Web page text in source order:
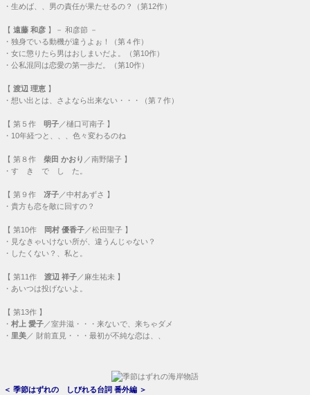
・ 生めば、、男の責任が果たせるの？（第12作）
【 遠藤 和彦 】－ 和彦節 －
・ 独身でいる動機が違うよぉ！（第４作）
・ 女に懲りたら男はおしまいだよ。（第10作）
・ 公私混同は恋愛の第一歩だ。（第10作）
【 渡辺 理恵 】
・ 想い出とは、さよなら出来ない・・・（第７作）
【 第５作 明子 ／樋口可南子 】
・ 10年経つと、、、色々変わるのね
【 第８作 柴田 かおり ／南野陽子 】
・ す き で し た。
【 第９作 冴子 ／中村あずさ 】
・ 貴方も恋を敵に回すの？
【 第10作 岡村 優香子 ／松田聖子 】
・ 見なきゃいけない所が、違うんじゃない？
・
したくない？、私と。
【 第11作 渡辺 祥子 ／麻生祐未 】
・ あいつは投げないよ。
【 第13作 】
・ 村上 愛子 ／室井滋・・・ 来ないで、来ちゃダメ
・ 里美 ／ 財前直見・・・ 最初が不純な恋は、、
＜ 季節はずれの しびれる台詞 番外編 ＞